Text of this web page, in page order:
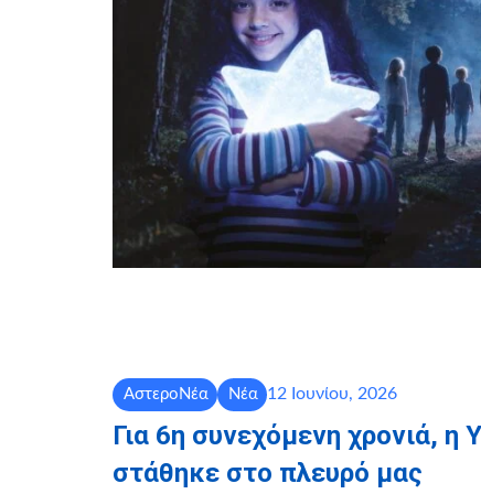
ΑστεροΝέα Νέα 12 Ιουνίου, 2026
Για 6η συνεχόμενη χρονιά, η
στάθηκε στο πλευρό μας